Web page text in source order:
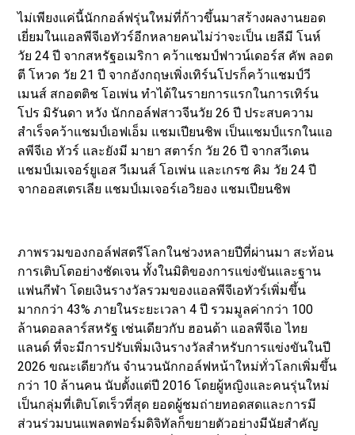
ไม่เพียงแค่นี้นักกอล์ฟรุ่นใหม่ที่ก้าวขึ้นมาสร้างผลงานยอด
เยี่ยมในแอลพีจีเอทัวร์อีกหลายคนไม่ว่าจะเป็น เยลีมี โนห์
วัย 24 ปี จากสหรัฐอเมริกา คว้าแชมป์ฟาวน์เดอร์ส คัพ ลอต
ตี โหวด วัย 21 ปี จากอังกฤษเพิ่งเทิร์นโปรก็คว้าแชมป์วี
เมนส์ สกอตติช โอเพ่น ทำได้ในรายการแรกในการเทิร์น
โปร มิรันดา หวัง นักกอล์ฟสาวจีนวัย 26 ปี ประสบความ
สำเร็จคว้าแชมป์เอฟเอ็ม แชมเปียนชิพ เป็นแชมป์แรกในแอ
ลพีจีเอ ทัวร์ และยังมี มายา สตาร์ก วัย 26 ปี จากสวีเดน
แชมป์เมเจอร์ยูเอส วีเมนส์ โอเพ่น และเกรซ คิม วัย 24 ปี
จากออสเตรเลีย แชมป์เมเจอร์เอวิยอง แชมเปียนชิพ
ภาพรวมของกอล์ฟสตรีโลกในช่วงหลายปีที่ผ่านมา สะท้อน
การเติบโตอย่างชัดเจน ทั้งในมิติของการแข่งขันและฐาน
แฟนกีฬา โดยเงินรางวัลรวมของแอลพีจีเอทัวร์เพิ่มขึ้น
มากกว่า 43% ภายในระยะเวลา 4 ปี รวมมูลค่ากว่า 100
ล้านดอลลาร์สหรัฐ เช่นเดียวกับ ฮอนด้า แอลพีจีเอ ไทย
แลนด์ ที่จะมีการปรับเพิ่มเงินรางวัลสำหรับการแข่งขันในปี
2026 ขณะเดียวกัน จำนวนนักกอล์ฟหน้าใหม่ทั่วโลกเพิ่มขึ้น
กว่า 10 ล้านคน นับตั้งแต่ปี 2016 โดยผู้หญิงและคนรุ่นใหม่
เป็นกลุ่มที่เติบโตเร็วที่สุด ยอดผู้ชมถ่ายทอดสดและการมี
ส่วนร่วมบนแพลตฟอร์มดิจิทัลก็ขยายตัวอย่างมีนัยสำคัญ